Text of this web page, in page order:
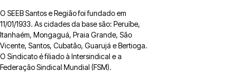
O SEEB Santos e Região foi fundado em
11/01/1933. As cidades da base são: Peruíbe,
Itanhaém, Mongaguá, Praia Grande, São
Vicente, Santos, Cubatão, Guarujá e Bertioga.
O Sindicato é filiado à Intersindical e a
Federação Sindical Mundial (FSM).